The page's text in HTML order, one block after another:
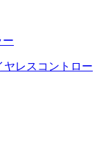
ー
ヤレスコントロー